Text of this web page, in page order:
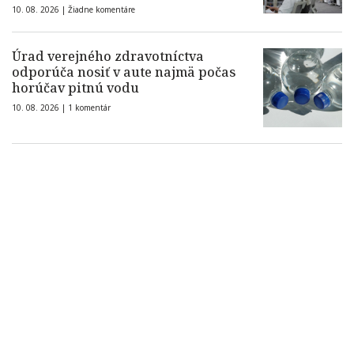
10. 08. 2026 | Žiadne komentáre
Úrad verejného zdravotníctva
odporúča nosiť v aute najmä počas
horúčav pitnú vodu
10. 08. 2026 | 1 komentár